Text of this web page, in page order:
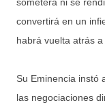
convertirá en un
habrá vuelta atrás
Su Eminencia instó
las negociaciones